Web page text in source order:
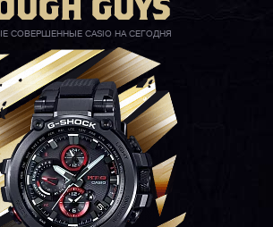
СОВЕРШЕННЫЕ CASIO НА СЕГОДНЯ